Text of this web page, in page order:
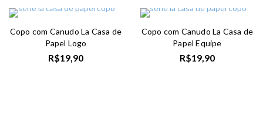
Copo com Canudo La Casa de
Papel Logo
R$19,90
Copo com Canudo La Casa de
Papel Equipe
R$19,90